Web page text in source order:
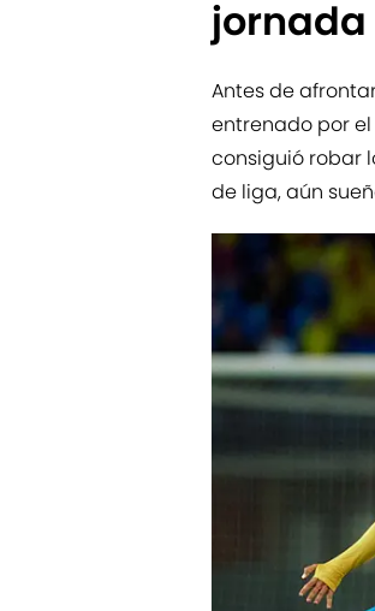
jornada
Antes de
entrenado por el
consiguió robar
de liga, aún